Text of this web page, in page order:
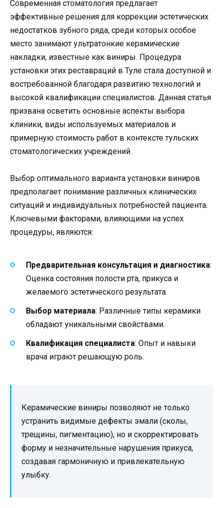
Современная стоматология предлагает
эффективные решения для коррекции эстетических
недостатков зубного ряда, среди которых особое
место занимают ультратонкие керамические
накладки, известные как виниры. Процедура
установки этих реставраций в Туле стала доступной и
востребованной благодаря развитию технологий и
высокой квалификации специалистов. Данная статья
призвана осветить основные аспекты выбора
клиники, виды используемых материалов и
примерную стоимость работ в контексте тульских
стоматологических учреждений.
Выбор оптимального варианта установки виниров
предполагает понимание различных клинических
ситуаций и индивидуальных потребностей пациента.
Ключевыми факторами, влияющими на успех
процедуры, являются:
Предварительная консультация и диагностика:
Оценка состояния полости рта, прикуса и
желаемого эстетического результата.
Выбор материала: Различные типы керамики
обладают уникальными свойствами.
Квалификация специалиста: Опыт и навыки
врача играют решающую роль.
Керамические виниры позволяют не только
устранить видимые дефекты эмали (сколы,
трещины, пигментацию), но и скорректировать
форму и незначительные нарушения прикуса,
создавая гармоничную и привлекательную
улыбку.